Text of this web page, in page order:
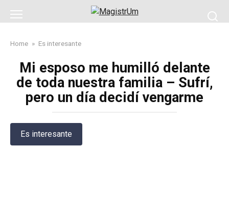
Home » Es interesante
Mi esposo me humilló delante
de toda nuestra familia – Sufrí,
pero un día decidí vengarme
Es interesante